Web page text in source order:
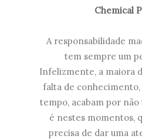
Chemical
A responsabilidade
tem sempre um
Infelizmente, a maiora
falta de
tempo, acabam por
é nestes momentos,
precisa de dar uma